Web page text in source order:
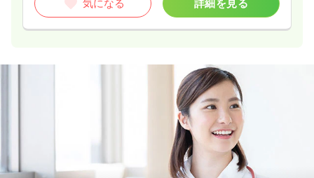
気になる 詳細を見る